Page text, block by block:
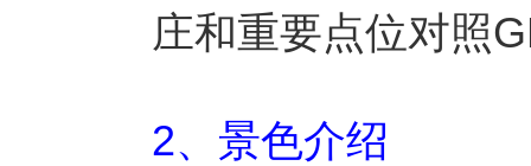
庄和重要点位对照
2、景色介绍